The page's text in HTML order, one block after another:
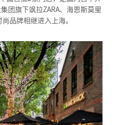
团旗下飒拉ZARA、海恩斯莫里
品牌相继进入上海。